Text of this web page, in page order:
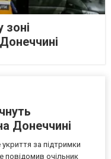
зоні
Донеччині
за підтримки
повідомив очільник